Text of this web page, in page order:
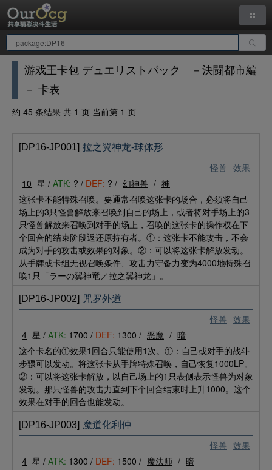
游戏王卡包 デュエリストパック －決闘都市編
－ 卡表
约 45 条结果 共 1 页 当前第 1 页
怪兽 效果
[DP16-JP001] 拉之翼神龙-球体形
10 星 / ATK: ? / DEF: ? / 幻神兽 / 神
这张卡不能特殊召唤。要通常召唤这张卡的场合，必须将自己
场上的3只怪兽解放来召唤到自己的场上，或者将对手场上的3
只怪兽解放来召唤到对手的场上，召唤的这张卡的操作权在下
个回合的结束阶段返还原持有者。①：这张卡不能攻击，不会
成为对手的攻击或效果的对象。②：可以将这张卡解放发动。
从手牌或卡组无视召唤条件、攻击力守备力变为4000地特殊召
唤1只「ラーの翼神竜／拉之翼神龙」。
怪兽 效果
[DP16-JP002] 咒罗外道
4 星 / ATK: 1700 / DEF: 1300 / 恶魔 / 暗
这个卡名的①效果1回合只能使用1次。①：自己或对手的战斗
步骤可以发动。将这张卡从手牌特殊召唤，自己恢复1000LP。
②：可以将这张卡解放，以自己场上的1只表侧表示怪兽为对象
发动。那只怪兽的攻击力直到下个回合结束时上升1000。这个
效果在对手的回合也能发动。
怪兽 效果
[DP16-JP003] 魔道化利仲
4 星 / ATK: 1300 / DEF: 1500 / 魔法师 / 暗